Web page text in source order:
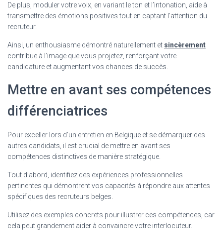
De plus, moduler votre voix, en variant le ton et l’intonation, aide à
transmettre des émotions positives tout en captant l’attention du
recruteur.
Ainsi, un enthousiasme démontré naturellement et sincèrement
contribue à l’image que vous projetez, renforçant votre
candidature et augmentant vos chances de succès.
Mettre en avant ses compétences
différenciatrices
Pour exceller lors d’un entretien en Belgique et se démarquer des
autres candidats, il est crucial de mettre en avant ses
compétences distinctives de manière stratégique.
Tout d’abord, identifiez des expériences professionnelles
pertinentes qui démontrent vos capacités à répondre aux attentes
spécifiques des recruteurs belges.
Utilisez des exemples concrets pour illustrer ces compétences, car
cela peut grandement aider à convaincre votre interlocuteur.